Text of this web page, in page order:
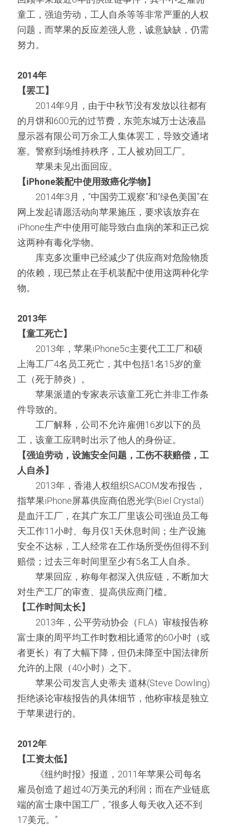
童工，强迫劳动，工人自杀等等非常严重的人权
问题，而苹果的反应差强人意，诚意缺缺，仍需
努力。
2014年
【罢工】
2014年9月，由于中秋节没有发放以往都有
的月饼和600元的过节费，东莞东城万士达液晶
显示器有限公司万余工人集体罢工，导致交通堵
塞。警察到场维持秩序，工人被劝回工厂。
苹果未见出面回应。
【iPhone装配中使用致癌化学物】
2014年3月，“中国劳工观察”和“绿色美国”在
网上发起请愿活动向苹果施压，要求该放弃在
iPhone生产中使用可能导致白血病的苯和正己烷
这两种有毒化学物。
库克多次重申已经减少了供应商对危险物质
的依赖，现已禁止在手机装配中使用这两种化学
物。
2013年
【童工死亡】
2013年，苹果iPhone5c主要代工工厂和硕
上海工厂4名员工死亡，其中包括1名15岁的童
工（死于肺炎）。
苹果派遣的专家表示该童工死亡并非工作条
件导致的。
工厂解释，公司不允许雇佣16岁以下的员
工，该童工应聘时出示了他人的身份证。
【强迫劳动，设施安全问题，工伤不获赔偿，工
人自杀】
2013年，香港人权组织SACOM发布报告，
指苹果iPhone屏幕供应商伯恩光学(Biel Crystal)
是血汗工厂，在其广东工厂里该公司强迫员工每
天工作11小时、每月仅1天休息时间；生产设施
安全不达标，工人经常在工作场所受伤但得不到
赔偿；过去三年时间里至少有5名工人自杀。
苹果回应，称每年都深入供应链，不断加大
对生产工厂的审查、提高供应商门槛。
【工作时间太长】
2013年，公平劳动协会（FLA）审核报告称
富士康的周平均工作时数相比通常的60小时（或
者更长）有了大幅下降，但仍未降至中国法律所
允许的上限（40小时）之下。
苹果公司发言人史蒂夫·道林(Steve Dowling)
拒绝谈论审核报告的具体细节，他称审核是独立
于苹果进行的。
2012年
【工资太低】
《纽约时报》报道，2011年苹果公司每名
雇员创造了超过40万美元的利润；而在产业链底
端的富士康中国工厂，“很多人每天收入还不到
17美元。”